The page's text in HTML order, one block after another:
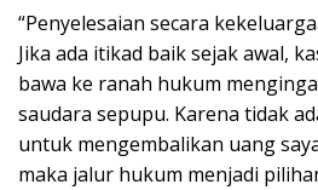
“Penyelesaian secara
Jika ada itikad baik sejak awal,
bawa ke ranah hukum
saudara sepupu. Karena tidak
untuk mengembalikan uang
maka jalur hukum menjadi